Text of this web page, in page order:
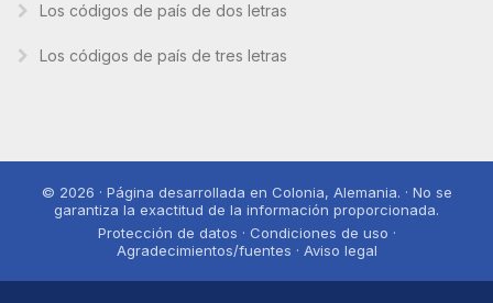
Los códigos de país de dos letras
Los códigos de país de tres letras
© 2026 · Página desarrollada en Colonia, Alemania. · No se
garantiza la exactitud de la información proporcionada.
Protección de datos · Condiciones de uso ·
Agradecimientos/fuentes · Aviso legal